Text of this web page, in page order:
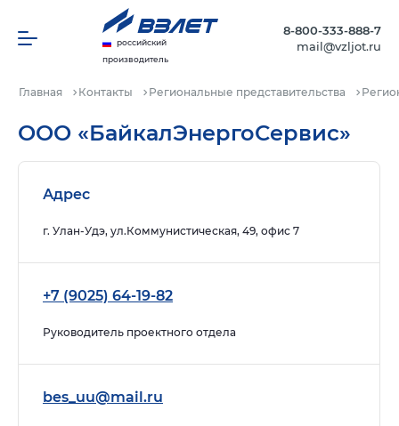
российский
производитель
8-800-333-888-7
mail@vzljot.ru
Главная Контакты Региональные представительства
ООО «БайкалЭнергоСервис»
Адрес
г. Улан-Удэ, ул.Коммунистическая, 49, офис 7
+7 (9025) 64-19-82
Руководитель проектного отдела
bes_uu@mail.ru